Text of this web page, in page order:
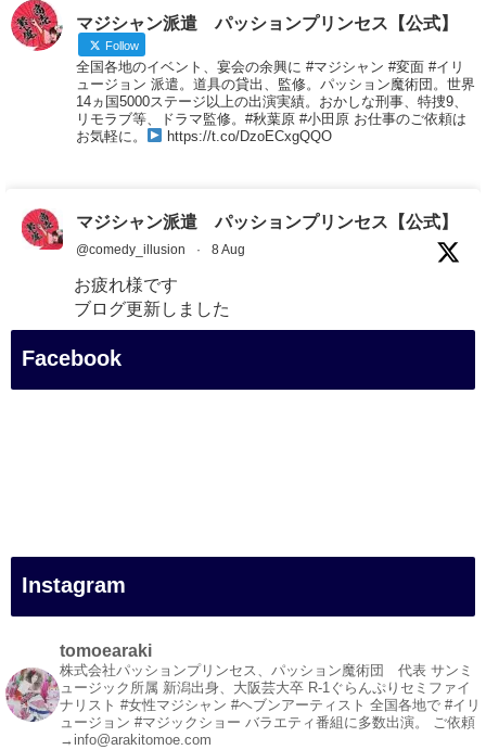
マジシャン派遣 パッションプリンセス【公式】
Follow
全国各地のイベント、宴会の余興に #マジシャン #変面 #イリ
ュージョン 派遣。道具の貸出、監修。パッション魔術団。世界
14ヵ国5000ステージ以上の出演実績。おかしな刑事、特捜9、
リモラブ等、ドラマ監修。#秋葉原 #小田原 お仕事のご依頼は
お気軽に。
https://t.co/DzoECxgQQO
マジシャン派遣 パッションプリンセス【公式】
@comedy_illusion · 8 Aug
お疲れ様です
ブログ更新しました
「マジシャン和歌山旅 白浜町・白良湯」
#白浜町
#変面ショー
#イベント
#宴会
#余興
1 3 X
Facebook
Instagram
tomoearaki
株式会社パッションプリンセス、パッション魔術団 代表 サンミ
ュージック所属 新潟出身、大阪芸大卒 R-1ぐらんぷりセミファイ
ナリスト #女性マジシャン #ヘブンアーティスト 全国各地で #イリ
ュージョン #マジックショー バラエティ番組に多数出演。 ご依頼
→info@arakitomoe.com